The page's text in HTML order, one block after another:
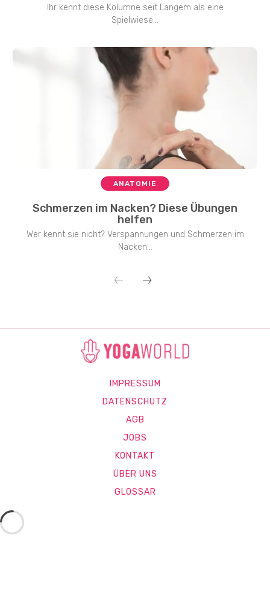
Ihr kennt diese Kolumne seit Langem als eine
Spielwiese...
ANATOMIE
Schmerzen im Nacken? Diese Übungen
helfen
Wer kennt sie nicht? Verspannungen und Schmerzen im
Nacken...
IMPRESSUM
DATENSCHUTZ
AGB
JOBS
KONTAKT
ÜBER UNS
GLOSSAR